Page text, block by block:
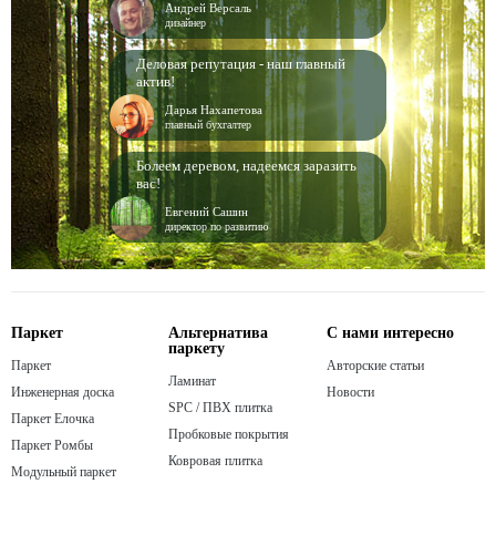
Андрей Версаль
дизайнер
Деловая репутация - наш главный
актив!
Дарья Нахапетова
главный бухгалтер
Болеем деревом, надеемся заразить
вас!
Евгений Сашин
директор по развитию
Паркет
Паркет
Инженерная доска
Паркет Елочка
Паркет Ромбы
Модульный паркет
Альтернатива
паркету
Ламинат
SPC / ПВХ плитка
Пробковые покрытия
Ковровая плитка
С нами интересно
Авторские статьи
Новости